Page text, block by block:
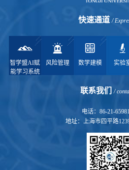
快速通道 /
智学盟AI赋
能学习系统
风险管理 数学建模 实验
联系我们 /
电话：86-21-
地址：上海市四平路